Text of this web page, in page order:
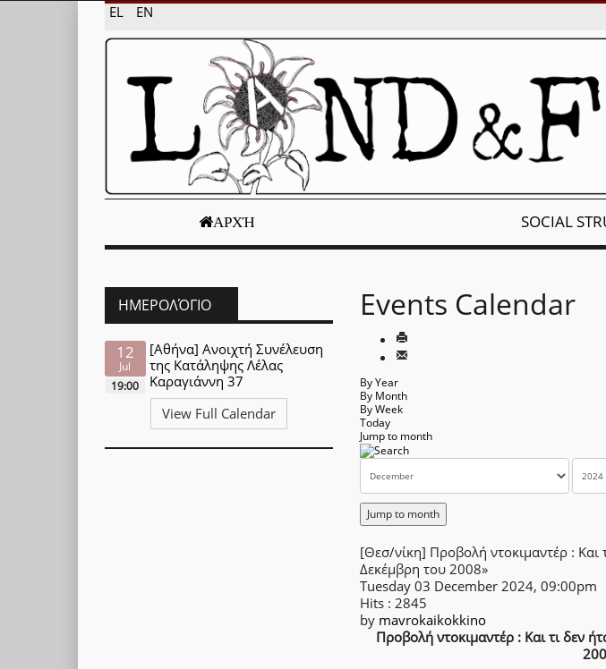
EL EN
ΑΡΧΉ SOCIAL
Events Calendar
By Year
By Month
By Week
Today
Jump to month
Jump to month
[Θεσ/νίκη] Προβολή ντοκιμαντέρ : Και
Δεκέμβρη του 2008»
Tuesday 03 December 2024, 09:00pm
Hits : 2845
by mavrokaikokkino
Προβολή ντοκιμαντέρ : Και τι δεν
ΗΜΕΡΟΛΌΓΙΟ
12
Jul
19:00
[Αθήνα] Ανοιχτή Συνέλευση
της Κατάληψης Λέλας
Καραγιάννη 37
View Full Calendar